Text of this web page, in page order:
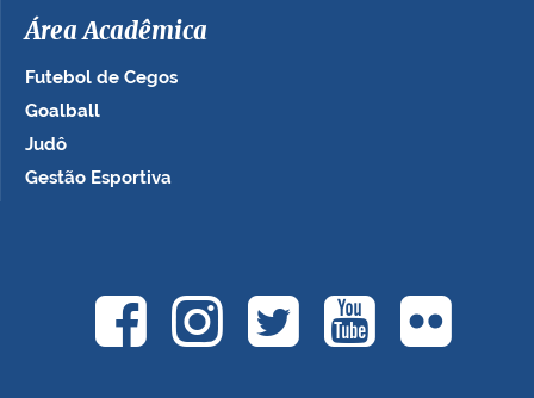
Área Acadêmica
Futebol de Cegos
Goalball
Judô
Gestão Esportiva